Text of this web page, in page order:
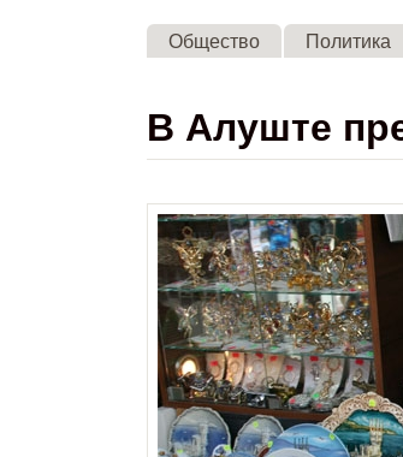
Общество Политика
В Алуште